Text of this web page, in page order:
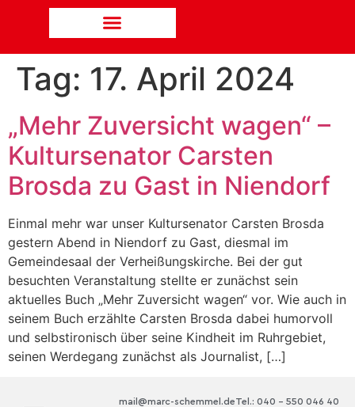
Tag: 17. April 2024
„Mehr Zuversicht wagen“ –
Kultursenator Carsten
Brosda zu Gast in Niendorf
Einmal mehr war unser Kultursenator Carsten Brosda
gestern Abend in Niendorf zu Gast, diesmal im
Gemeindesaal der Verheißungskirche. Bei der gut
besuchten Veranstaltung stellte er zunächst sein
aktuelles Buch „Mehr Zuversicht wagen“ vor. Wie auch in
seinem Buch erzählte Carsten Brosda dabei humorvoll
und selbstironisch über seine Kindheit im Ruhrgebiet,
seinen Werdegang zunächst als Journalist, […]
Tel.: 040 – 550 046 40
mail@marc-schemmel.de